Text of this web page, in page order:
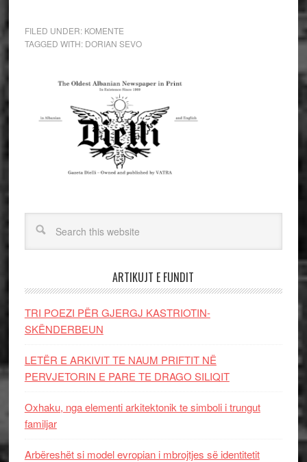
FILED UNDER: KOMENTE
TAGGED WITH: DORIAN SEVO
ARTIKUJT E FUNDIT
TRI POEZI PËR GJERGJ KASTRIOTIN-
SKËNDERBEUN
LETËR E ARKIVIT TE NAUM PRIFTIT NË
PERVJETORIN E PARE TE DRAGO SILIQIT
Oxhaku, nga elementi arkitektonik te simboli i trungut
familjar
Arbëreshët si model evropian i mbrojtjes së identitetit